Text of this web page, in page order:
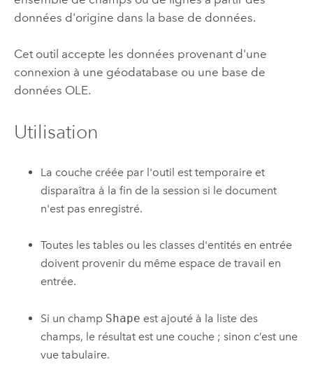
données d'origine dans la base de données.
Cet outil accepte les données provenant d'une
connexion à une géodatabase ou une base de
données OLE.
Utilisation
La couche créée par l'outil est temporaire et
disparaîtra à la fin de la session si le document
n'est pas enregistré.
Toutes les tables ou les classes d'entités en entrée
doivent provenir du même espace de travail en
entrée.
Si un champ Shape est ajouté à la liste des
champs, le résultat est une couche ; sinon c’est une
vue tabulaire.